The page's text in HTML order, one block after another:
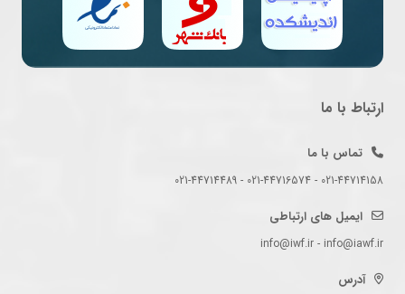
ارتباط با ما
تماس با ما
021-44714158 - 021-44716574 - 021-44714489
ایمیل های ارتباطی
info@iwf.ir - info@iawf.ir
آدرس